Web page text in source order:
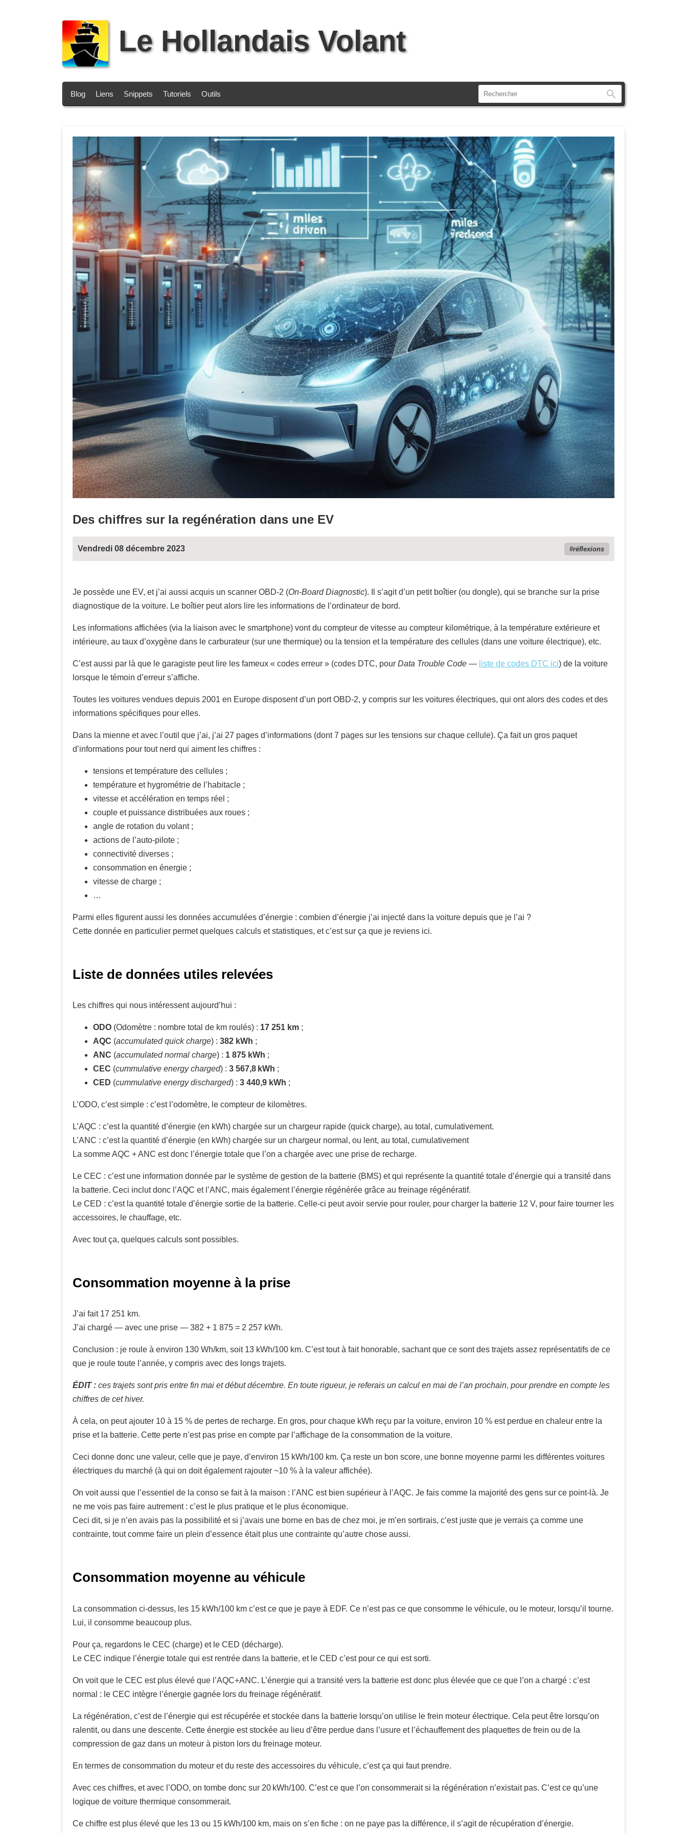
Le Hollandais Volant
Blog Liens Snippets Tutoriels Outils
Des chiffres sur la regénération dans une EV
Vendredi 08 décembre 2023 réflexions
Je possède une EV, et j’ai aussi acquis un scanner OBD-2 (On-Board Diagnostic). Il s’agit d’un petit boîtier (ou dongle), qui se branche sur la prise
diagnostique de la voiture. Le boîtier peut alors lire les informations de l’ordinateur de bord.
Les informations affichées (via la liaison avec le smartphone) vont du compteur de vitesse au compteur kilométrique, à la température extérieure et
intérieure, au taux d’oxygène dans le carburateur (sur une thermique) ou la tension et la température des cellules (dans une voiture électrique), etc.
C’est aussi par là que le garagiste peut lire les fameux « codes erreur » (codes DTC, pour Data Trouble Code — liste de codes DTC ici) de la voiture
lorsque le témoin d’erreur s’affiche.
Toutes les voitures vendues depuis 2001 en Europe disposent d’un port OBD-2, y compris sur les voitures électriques, qui ont alors des codes et des
informations spécifiques pour elles.
Dans la mienne et avec l’outil que j’ai, j’ai 27 pages d’informations (dont 7 pages sur les tensions sur chaque cellule). Ça fait un gros paquet
d’informations pour tout nerd qui aiment les chiffres :
tensions et température des cellules ;
température et hygrométrie de l’habitacle ;
vitesse et accélération en temps réel ;
couple et puissance distribuées aux roues ;
angle de rotation du volant ;
actions de l’auto-pilote ;
connectivité diverses ;
consommation en énergie ;
vitesse de charge ;
…
Parmi elles figurent aussi les données accumulées d’énergie : combien d’énergie j’ai injecté dans la voiture depuis que je l’ai ?
Cette donnée en particulier permet quelques calculs et statistiques, et c’est sur ça que je reviens ici.
Liste de données utiles relevées
Les chiffres qui nous intéressent aujourd’hui :
ODO (Odomètre : nombre total de km roulés) : 17 251 km ;
AQC (accumulated quick charge) : 382 kWh ;
ANC (accumulated normal charge) : 1 875 kWh ;
CEC (cummulative energy charged) : 3 567,8 kWh ;
CED (cummulative energy discharged) : 3 440,9 kWh ;
L’ODO, c’est simple : c’est l’odomètre, le compteur de kilomètres.
L’AQC : c’est la quantité d’énergie (en kWh) chargée sur un chargeur rapide (quick charge), au total, cumulativement.
L’ANC : c’est la quantité d’énergie (en kWh) chargée sur un chargeur normal, ou lent, au total, cumulativement
La somme AQC + ANC est donc l’énergie totale que l’on a chargée avec une prise de recharge.
Le CEC : c’est une information donnée par le système de gestion de la batterie (BMS) et qui représente la quantité totale d’énergie qui a transité dans
la batterie. Ceci inclut donc l’AQC et l’ANC, mais également l’énergie régénérée grâce au freinage régénératif.
Le CED : c’est la quantité totale d’énergie sortie de la batterie. Celle-ci peut avoir servie pour rouler, pour charger la batterie 12 V, pour faire tourner les
accessoires, le chauffage, etc.
Avec tout ça, quelques calculs sont possibles.
Consommation moyenne à la prise
J’ai fait 17 251 km.
J’ai chargé — avec une prise — 382 + 1 875 = 2 257 kWh.
Conclusion : je roule à environ 130 Wh/km, soit 13 kWh/100 km. C’est tout à fait honorable, sachant que ce sont des trajets assez représentatifs de ce
que je roule toute l’année, y compris avec des longs trajets.
ÉDIT : ces trajets sont pris entre fin mai et début décembre. En toute rigueur, je referais un calcul en mai de l’an prochain, pour prendre en compte les
chiffres de cet hiver.
À cela, on peut ajouter 10 à 15 % de pertes de recharge. En gros, pour chaque kWh reçu par la voiture, environ 10 % est perdue en chaleur entre la
prise et la batterie. Cette perte n’est pas prise en compte par l’affichage de la consommation de la voiture.
Ceci donne donc une valeur, celle que je paye, d’environ 15 kWh/100 km. Ça reste un bon score, une bonne moyenne parmi les différentes voitures
électriques du marché (à qui on doit également rajouter ~10 % à la valeur affichée).
On voit aussi que l’essentiel de la conso se fait à la maison : l’ANC est bien supérieur à l’AQC. Je fais comme la majorité des gens sur ce point-là. Je
ne me vois pas faire autrement : c’est le plus pratique et le plus économique.
Ceci dit, si je n’en avais pas la possibilité et si j’avais une borne en bas de chez moi, je m’en sortirais, c’est juste que je verrais ça comme une
contrainte, tout comme faire un plein d’essence était plus une contrainte qu’autre chose aussi.
Consommation moyenne au véhicule
La consommation ci-dessus, les 15 kWh/100 km c’est ce que je paye à EDF. Ce n’est pas ce que consomme le véhicule, ou le moteur, lorsqu’il tourne.
Lui, il consomme beaucoup plus.
Pour ça, regardons le CEC (charge) et le CED (décharge).
Le CEC indique l’énergie totale qui est rentrée dans la batterie, et le CED c’est pour ce qui est sorti.
On voit que le CEC est plus élevé que l’AQC+ANC. L’énergie qui a transité vers la batterie est donc plus élevée que ce que l’on a chargé : c’est
normal : le CEC intègre l’énergie gagnée lors du freinage régénératif.
La régénération, c’est de l’énergie qui est récupérée et stockée dans la batterie lorsqu’on utilise le frein moteur électrique. Cela peut être lorsqu’on
ralentit, ou dans une descente. Cette énergie est stockée au lieu d’être perdue dans l’usure et l’échauffement des plaquettes de frein ou de la
compression de gaz dans un moteur à piston lors du freinage moteur.
En termes de consommation du moteur et du reste des accessoires du véhicule, c’est ça qui faut prendre.
Avec ces chiffres, et avec l’ODO, on tombe donc sur 20 kWh/100. C’est ce que l’on consommerait si la régénération n’existait pas. C’est ce qu’une
logique de voiture thermique consommerait.
Ce chiffre est plus élevé que les 13 ou 15 kWh/100 km, mais on s’en fiche : on ne paye pas la différence, il s’agit de récupération d’énergie.